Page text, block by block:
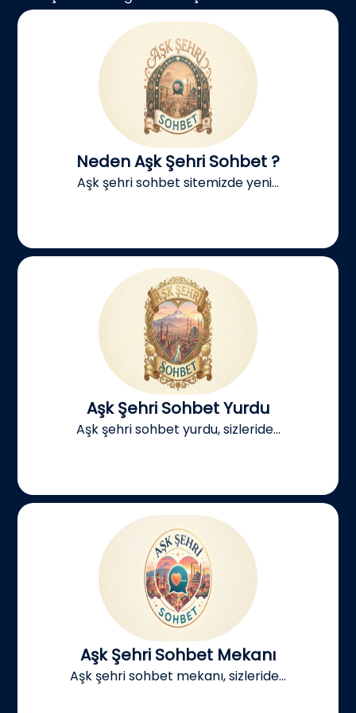
Neden Aşk Şehri Sohbet ?
Aşk şehri sohbet sitemizde yeni...
Aşk Şehri Sohbet Yurdu
Aşk şehri sohbet yurdu, sizleride...
Aşk Şehri Sohbet Mekanı
Aşk şehri sohbet mekanı, sizleride...